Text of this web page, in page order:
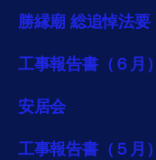
勝縁廟 総追悼法要
工事報告書（６月）
安居会
工事報告書（５月）